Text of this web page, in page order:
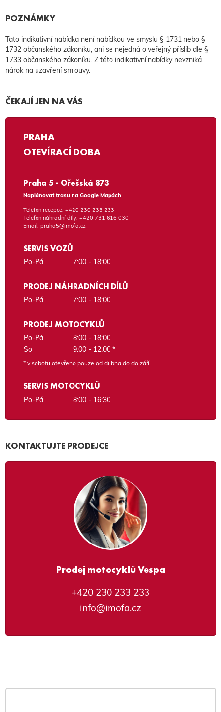
POZNÁMKY
Tato indikativní nabídka není nabídkou ve smyslu § 1731 nebo §
1732 občanského zákoníku, ani se nejedná o veřejný příslib dle §
1733 občanského zákoníku. Z této indikativní nabídky nevzniká
nárok na uzavření smlouvy.
ČEKAJÍ JEN NA VÁS
PRAHA
OTEVÍRACÍ DOBA
Praha 5 - Ořešská 873
Naplánovat trasu na Google Mapách
Telefon recepce: +420 230 233 233
Telefon náhradní díly: +420 731 616 030
Email: praha5@imofa.cz
SERVIS VOZŮ
Po-Pá 7:00 - 18:00
PRODEJ NÁHRADNÍCH DÍLŮ
Po-Pá 7:00 - 18:00
PRODEJ MOTOCYKLŮ
Po-Pá
8:00 - 18:00
So
9:00 - 12:00 *
* v sobotu otevřeno pouze od dubna do do září
SERVIS MOTOCYKLŮ
Po-Pá 8:00 - 16:30
KONTAKTUJTE PRODEJCE
Prodej motocyklů Vespa
+420 230 233 233
info@imofa.cz